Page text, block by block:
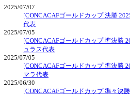
2025/07/07
[CONCACAFゴールドカップ 決勝
代表
2025/07/05
[CONCACAFゴールドカップ 準決勝
ュラス代表
2025/07/05
[CONCACAFゴールドカップ 準決勝
マラ代表
2025/06/30
[CONCACAFゴールドカップ 準々決